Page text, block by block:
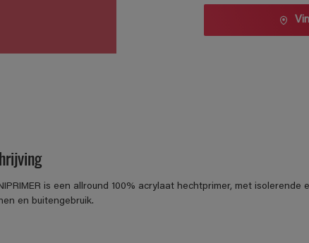
is een allround 100% acrylaat hechtprimer, met
en buitengebruik.